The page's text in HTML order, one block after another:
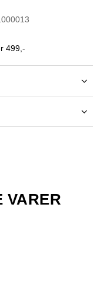
499,-
VARER